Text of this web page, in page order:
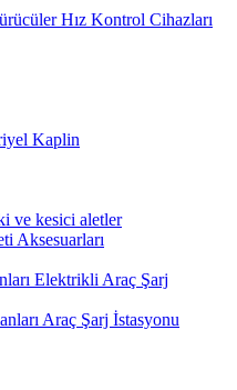
Hız Kontrol Cihazları
Kaplin
ve kesici aletler
Aksesuarları
Elektrikli Araç Şarj
Araç Şarj İstasyonu